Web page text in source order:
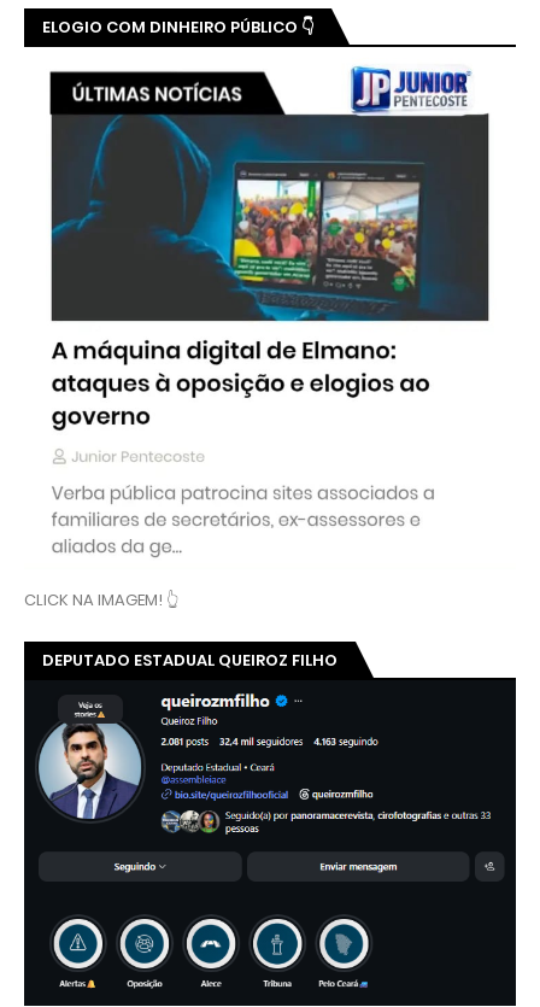
ELOGIO COM DINHEIRO PÚBLICO 👇
CLICK NA IMAGEM! 👆
DEPUTADO ESTADUAL QUEIROZ FILHO